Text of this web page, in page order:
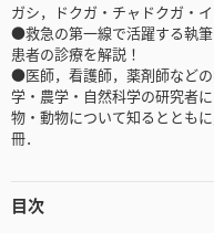
ガシ，ドクガ・チャドクガ・
●救急の第一線で活躍する執
患者の診療を解説！
●医師，看護師，薬剤師など
学・農学・自然科学の研究者
物・動物について知るととも
冊．
目次